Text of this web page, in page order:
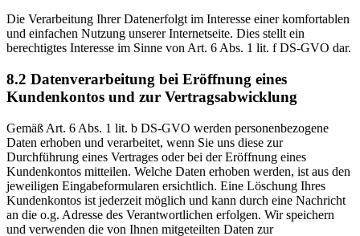
Die Verarbeitung Ihrer Datenerfolgt im Interesse einer komfortablen
und einfachen Nutzung unserer Internetseite. Dies stellt ein
berechtigtes Interesse im Sinne von Art. 6 Abs. 1 lit. f DS-GVO dar.
8.2 Datenverarbeitung bei Eröffnung eines
Kundenkontos und zur Vertragsabwicklung
Gemäß Art. 6 Abs. 1 lit. b DS-GVO werden personenbezogene
Daten erhoben und verarbeitet, wenn Sie uns diese zur
Durchführung eines Vertrages oder bei der Eröffnung eines
Kundenkontos mitteilen. Welche Daten erhoben werden, ist aus den
jeweiligen Eingabeformularen ersichtlich. Eine Löschung Ihres
Kundenkontos ist jederzeit möglich und kann durch eine Nachricht
an die o.g. Adresse des Verantwortlichen erfolgen. Wir speichern
und verwenden die von Ihnen mitgeteilten Daten zur